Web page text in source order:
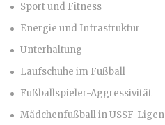
Sport und Fitness
Energie und Infrastruktur
Unterhaltung
Laufschuhe im Fußball
Fußballspieler-Aggressivität
Mädchenfußball in USSF-Ligen